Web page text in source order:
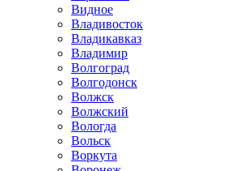
Видное
Владивосток
Владикавказ
Владимир
Волгоград
Волгодонск
Волжск
Волжский
Вологда
Вольск
Воркута